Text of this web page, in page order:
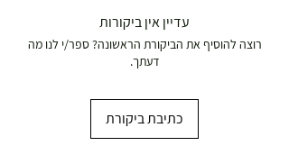
19.00 ₪
משלוח מהיר עד הבית ( עד 20 ק"ג)
עדיין אין ביקורות
רוצה להוסיף את הביקורת הראשונה? ספר/י לנו מה
דעתך.
כתיבת ביקורת